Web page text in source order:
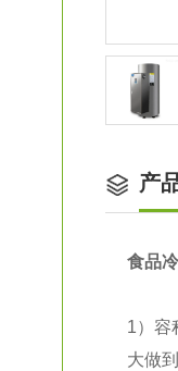
产
食品
1）容
大做